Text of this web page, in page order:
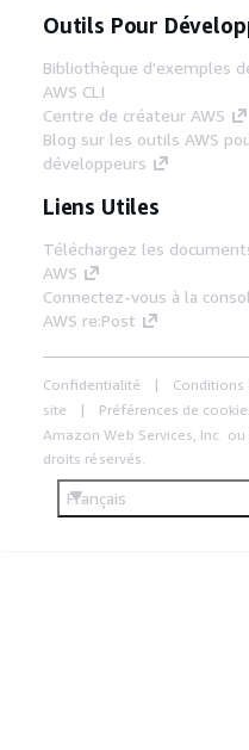
Outils Pour
Bibliothèque d'exemples
AWS CLI
Centre de créateur AWS
Blog sur les outils AWS
développeurs
Liens Utiles
Téléchargez les
AWS
Connectez-vous à la
AWS re:Post
Confidentialité
site
Préférences de
Amazon Web Services, Inc.
droits réservés.
Français